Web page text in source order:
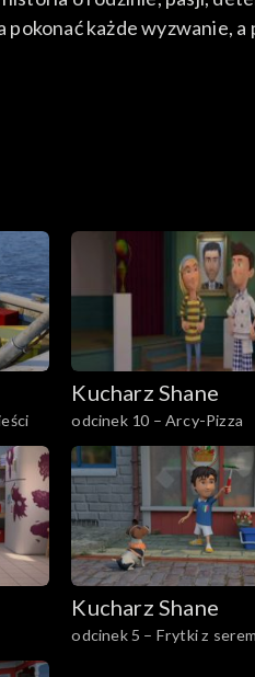
każde wyzwanie,
Kucharz Shane
odcinek 10 – Arcy-Pizza
Kucharz Shane
odcinek 5 – Frytki z serem